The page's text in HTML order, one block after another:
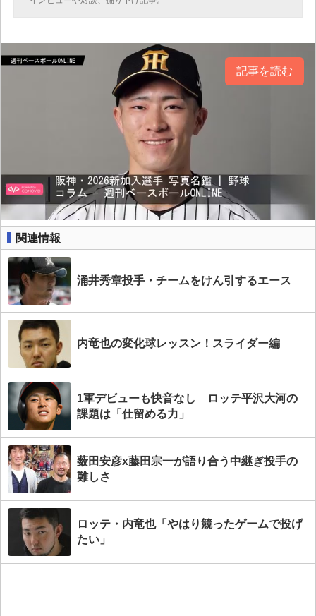
記事を読む
関連情報
涌井秀章投手・チームをけん引するエース
内竜也の変化球レッスン！スライダー編
1軍デビューも快音なし ロッテ平沢大河の
課題は「仕留める力」
薮田安彦x藤田宗一が語り合う中継ぎ投手の
難しさ
ロッテ・内竜也「やはり競ったゲームで投げ
たい」